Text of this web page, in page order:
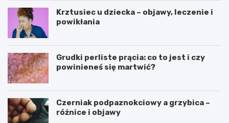
Krztusiec u dziecka – objawy, leczenie i
powikłania
Grudki perliste prącia: co to jest i czy
powinieneś się martwić?
Czerniak podpaznokciowy a grzybica –
różnice i objawy